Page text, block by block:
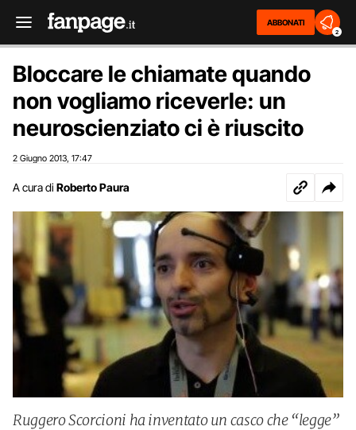
ABBONATI
2
Bloccare le chiamate quando
non vogliamo riceverle: un
neuroscienziato ci è riuscito
2 Giugno 2013 17:47
A cura di Roberto Paura
Ruggero Scorcioni ha inventato un casco che “legge”